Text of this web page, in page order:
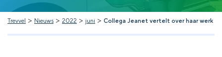
Nieuws
Trevvel > Nieuws > 2022 > juni > Collega Jeanet vertelt over haar werk